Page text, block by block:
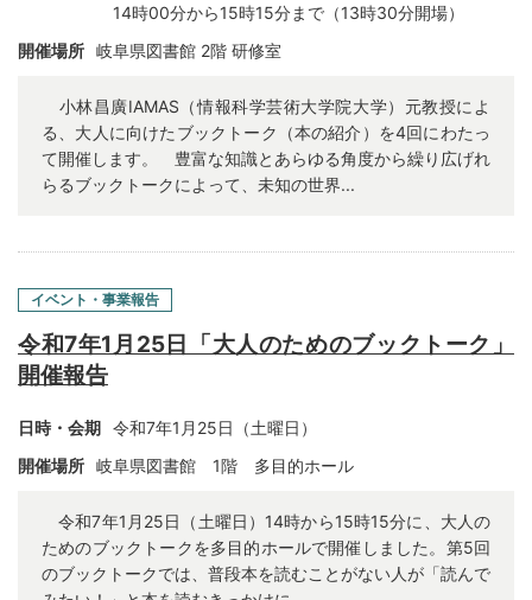
14時00分から15時15分まで（13時30分開場）
開催場所 岐阜県図書館 2階 研修室
小林昌廣IAMAS（情報科学芸術大学院大学）元教授によ
る、大人に向けたブックトーク（本の紹介）を4回にわたっ
て開催します。 豊富な知識とあらゆる角度から繰り広げれ
らるブックトークによって、未知の世界...
イベント・事業報告
令和7年1月25日「大人のためのブックトーク」
開催報告
日時・会期 令和7年1月25日（土曜日）
開催場所 岐阜県図書館 1階 多目的ホール
令和7年1月25日（土曜日）14時から15時15分に、大人の
ためのブックトークを多目的ホールで開催しました。第5回
のブックトークでは、普段本を読むことがない人が「読んで